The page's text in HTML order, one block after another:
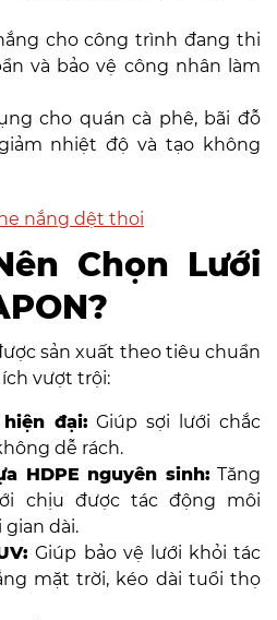
cho công trình đang thi
và bảo vệ công nhân làm
cho quán cà phê, bãi đỗ
nhiệt độ và tạo không
nắng dệt thoi
Chọn Lưới
sản xuất theo tiêu chuẩn
vượt trội:
đại: Giúp sợi lưới chắc
dễ rách.
HDPE nguyên sinh: Tăng
chịu được tác động môi
dài.
Giúp bảo vệ lưới khỏi tác
mặt trời, kéo dài tuổi thọ